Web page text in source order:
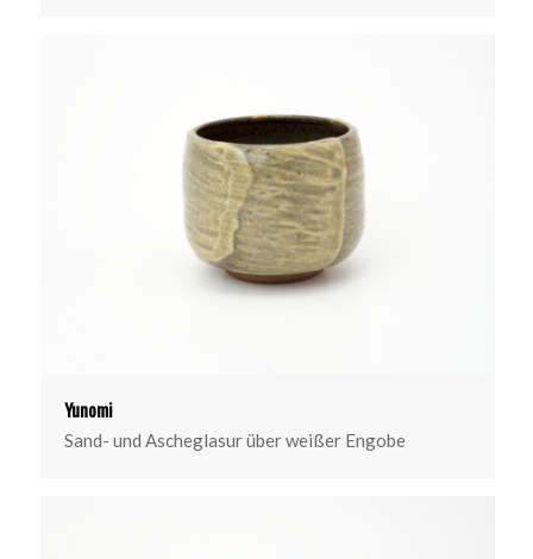
Yunomi
Sand- und Ascheglasur über weißer Engobe